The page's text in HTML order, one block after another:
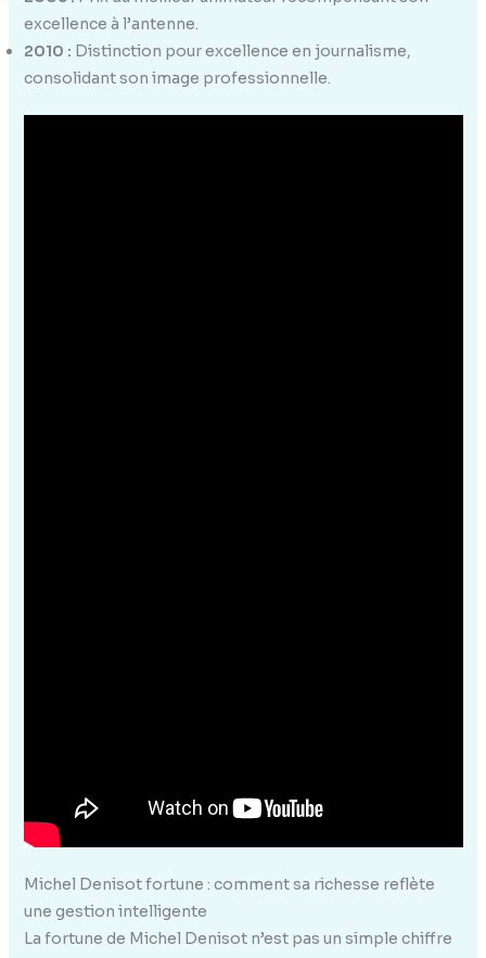
excellence à l’antenne.
2010 : Distinction pour excellence en journalisme,
consolidant son image professionnelle.
Michel Denisot fortune : comment sa richesse reflète
une gestion intelligente
La fortune de Michel Denisot n’est pas un simple chiffre